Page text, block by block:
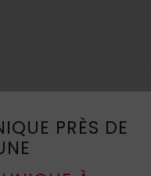
PRÈS DE